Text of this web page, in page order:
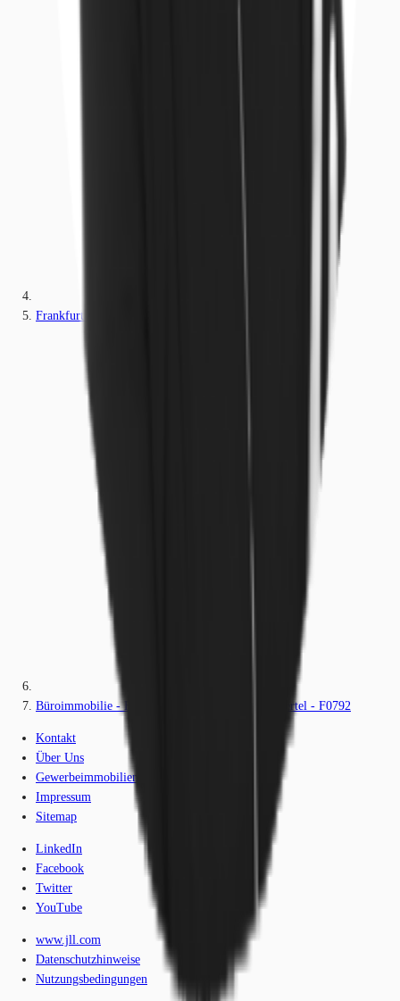
Frankfurt am Main
Büroimmobilie - Frankfurt am Main, Bahnhofsviertel - F0792
Kontakt
Über Uns
Gewerbeimmobilien-Lexikon
Impressum
Sitemap
LinkedIn
Facebook
Twitter
YouTube
www.jll.com
Datenschutzhinweise
Nutzungsbedingungen